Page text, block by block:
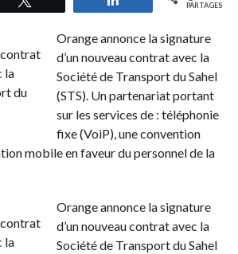
PARTAGES
Orange annonce la signature
d’un nouveau contrat avec la
Société de Transport du Sahel
(STS). Un partenariat portant
sur les services de : téléphonie
fixe (VoiP), une convention
mobile en faveur du personnel de la
Orange annonce la signature
d’un nouveau contrat avec la
Société de Transport du Sahel